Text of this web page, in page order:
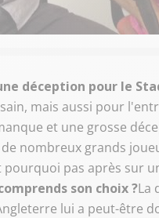
déception pour le
mais aussi pour
et une grosse
nombreux grands
pas après sur
son choix ?La
lui a peut-être